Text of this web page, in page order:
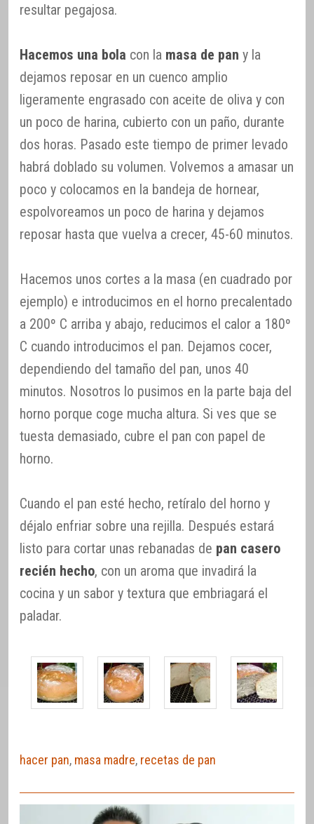
resultar pegajosa.
Hacemos una bola con la masa de pan y la
dejamos reposar en un cuenco amplio
ligeramente engrasado con aceite de oliva y con
un poco de harina, cubierto con un paño, durante
dos horas. Pasado este tiempo de primer levado
habrá doblado su volumen. Volvemos a amasar un
poco y colocamos en la bandeja de hornear,
espolvoreamos un poco de harina y dejamos
reposar hasta que vuelva a crecer, 45-60 minutos.
Hacemos unos cortes a la masa (en cuadrado por
ejemplo) e introducimos en el horno precalentado
a 200º C arriba y abajo, reducimos el calor a 180º
C cuando introducimos el pan. Dejamos cocer,
dependiendo del tamaño del pan, unos 40
minutos. Nosotros lo pusimos en la parte baja del
horno porque coge mucha altura. Si ves que se
tuesta demasiado, cubre el pan con papel de
horno.
Cuando el pan esté hecho, retíralo del horno y
déjalo enfriar sobre una rejilla. Después estará
listo para cortar unas rebanadas de pan casero
recién hecho, con un aroma que invadirá la
cocina y un sabor y textura que embriagará el
paladar.
hacer pan, masa madre, recetas de pan